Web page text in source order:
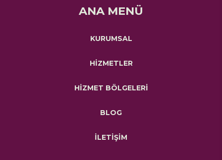
ANA MENÜ
KURUMSAL
HİZMETLER
HİZMET BÖLGELERİ
BLOG
İLETİŞİM